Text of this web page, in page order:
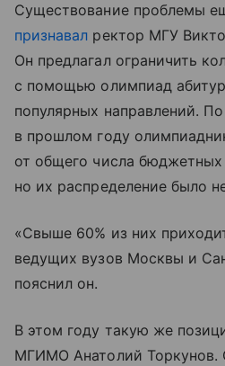
Существование проблемы
признавал ректор МГУ
Он предлагал ограничить
с помощью олимпиад
популярных направлений.
в прошлом году
от общего числа бюджетных
но их распределение было
«Свыше 60% из них
ведущих вузов Москвы и
пояснил он.
В этом году такую же
МГИМО Анатолий Торкунов.